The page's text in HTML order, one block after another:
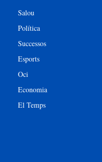
Salou
Política
Successos
Esports
Oci
Economia
El Temps